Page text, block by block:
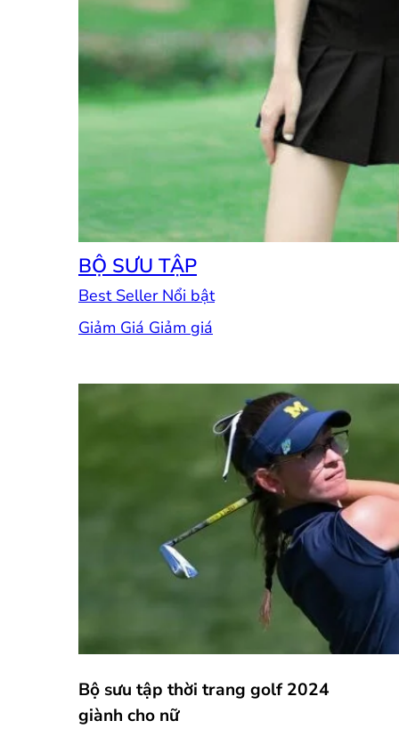
BỘ SƯU TẬP
Best Seller
Giảm Giá
Bộ sưu tập thời trang golf 2024
giành cho nữ